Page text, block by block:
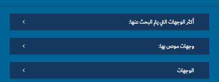
أكثر الوجهات التي يتم البحث عنها:
وجهات موصى بها:
الوجهات